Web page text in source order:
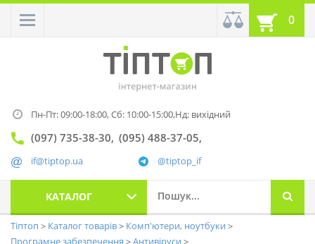
0
Пн-Пт: 09:00-18:00,Сб: 10:00-15:00,Нд: вихідний
(097) 735-38-30 (095) 488-37-05
@tiptop_if
if@tiptop.ua
КАТАЛОГ
Тіптоп Каталог товарів
Комп'ютери, ноутбуки
Програмне забезпечення
Антивіруси